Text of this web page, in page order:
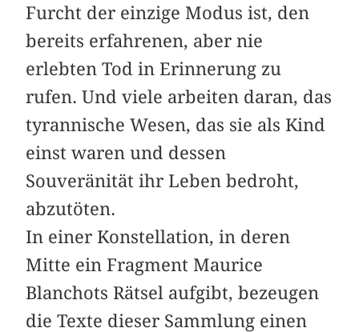
Furcht der einzige Modus ist, den
bereits erfahrenen, aber nie
erlebten Tod in Erinnerung zu
rufen. Und viele arbeiten daran, das
tyrannische Wesen, das sie als Kind
einst waren und dessen
Souveränität ihr Leben bedroht,
abzutöten.
In einer Konstellation, in deren
Mitte ein Fragment Maurice
Blanchots Rätsel aufgibt, bezeugen
die Texte dieser Sammlung einen